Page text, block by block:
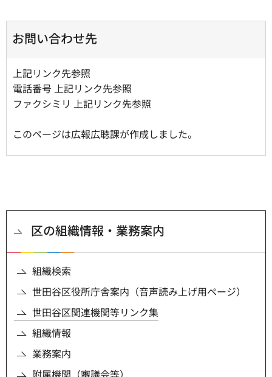
お問い合わせ先
上記リンク先参照
電話番号 上記リンク先参照
ファクシミリ 上記リンク先参照
このページは広報広聴課が作成しました。
区の組織情報・業務案内
組織検索
世田谷区役所庁舎案内（音声読み上げ用ページ）
世田谷区関連機関等リンク集
組織情報
業務案内
附属機関（審議会等）